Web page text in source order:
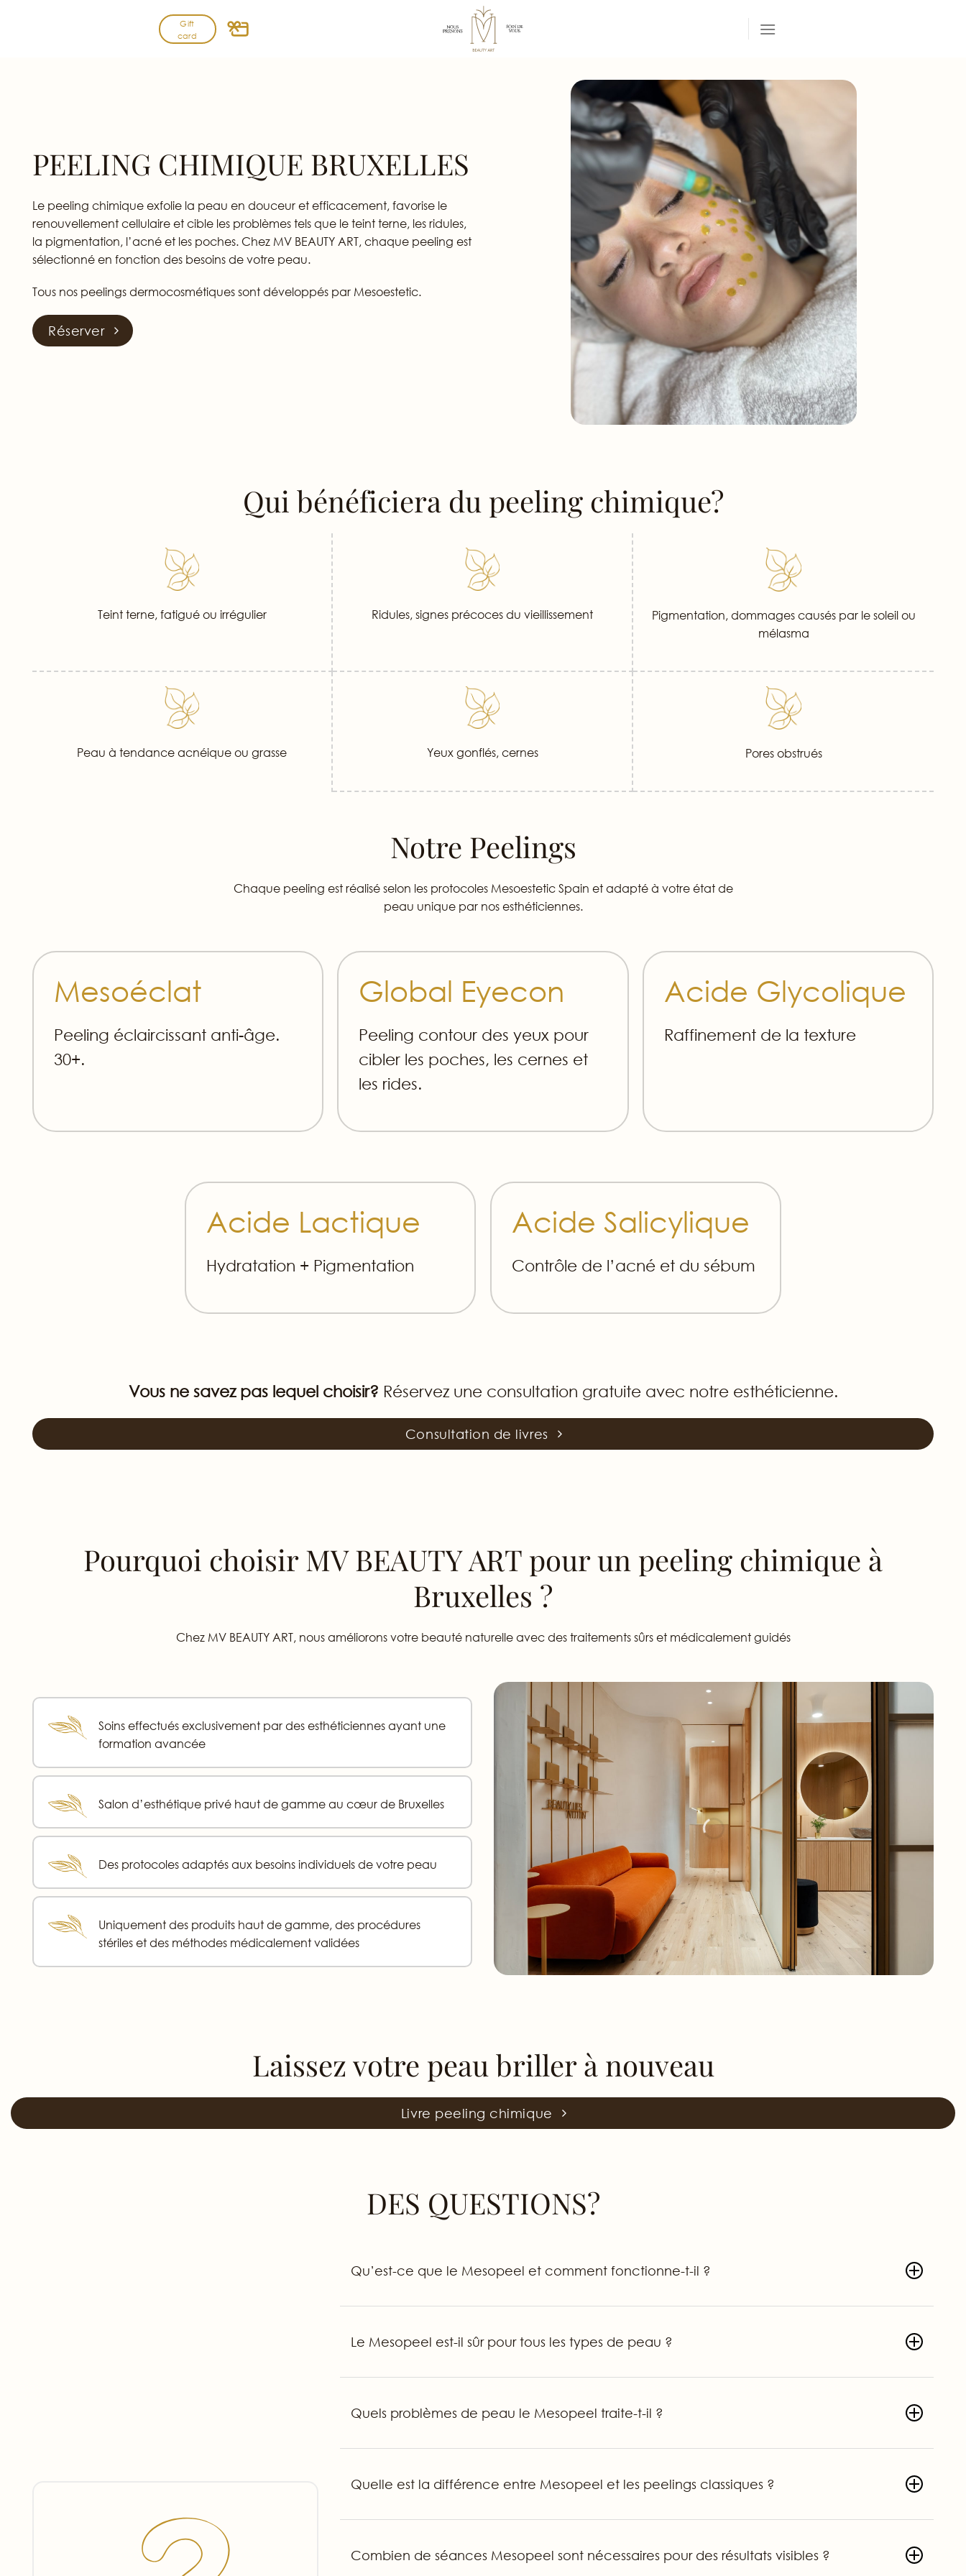
Gift
card
PEELING CHIMIQUE BRUXELLES
Le peeling chimique exfolie la peau en douceur et efficacement, favorise le
renouvellement cellulaire et cible les problèmes tels que le teint terne, les ridules,
la pigmentation, l’acné et les poches. Chez MV BEAUTY ART, chaque peeling est
sélectionné en fonction des besoins de votre peau.
Tous nos peelings dermocosmétiques sont développés par Mesoestetic.
Réserver
Qui bénéficiera du peeling chimique?
Teint terne, fatigué ou irrégulier Ridules, signes précoces du vieillissement
Pigmentation, dommages causés par le soleil ou
mélasma
Peau à tendance acnéique ou grasse Yeux gonflés, cernes Pores obstrués
Notre Peelings
Chaque peeling est réalisé selon les protocoles Mesoestetic Spain et adapté à votre état de
peau unique par nos esthéticiennes.
Mesoéclat
Peeling éclaircissant anti-âge.
30+.
Global Eyecon
Peeling contour des yeux pour
cibler les poches, les cernes et
les rides.
Acide Glycolique
Raffinement de la texture
Acide Lactique
Hydratation + Pigmentation
Acide Salicylique
Contrôle de l’acné et du sébum
Vous ne savez pas lequel choisir? Réservez une consultation gratuite avec notre esthéticienne.
Consultation de livres
Pourquoi choisir MV BEAUTY ART pour un peeling chimique à
Bruxelles ?
Chez MV BEAUTY ART, nous améliorons votre beauté naturelle avec des traitements sûrs et médicalement guidés
Soins effectués exclusivement par des esthéticiennes ayant une
formation avancée
Salon d’esthétique privé haut de gamme au cœur de Bruxelles
Des protocoles adaptés aux besoins individuels de votre peau
Uniquement des produits haut de gamme, des procédures
stériles et des méthodes médicalement validées
Laissez votre peau briller à nouveau
Livre peeling chimique
DES QUESTIONS?
Qu’est-ce que le Mesopeel et comment fonctionne-t-il ?
Le Mesopeel est-il sûr pour tous les types de peau ?
Quels problèmes de peau le Mesopeel traite-t-il ?
Quelle est la différence entre Mesopeel et les peelings classiques ?
Combien de séances Mesopeel sont nécessaires pour des résultats visibles ?